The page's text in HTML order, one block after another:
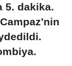
5. dakika.